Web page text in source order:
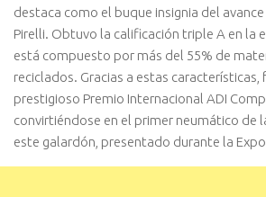
destaca como el buque insignia del
Pirelli. Obtuvo la calificación triple A en la
está compuesto por más del 55% de
reciclados. Gracias a estas características,
prestigioso Premio Internacional ADI
convirtiéndose en el primer neumático de
este galardón, presentado durante la